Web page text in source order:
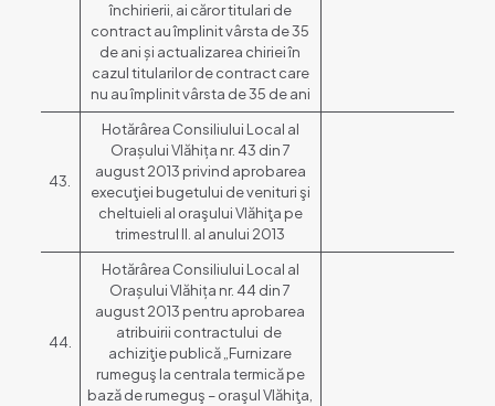
închirierii, ai căror titulari de
contract au împlinit vârsta de 35
de ani și actualizarea chiriei în
cazul titularilor de contract care
nu au împlinit vârsta de 35 de ani
43.
Hotărârea Consiliului Local al
Orașului Vlăhița nr. 43 din 7
august 2013 privind aprobarea
execuţiei bugetului de venituri şi
cheltuieli al oraşului Vlăhiţa pe
trimestrul II. al anului 2013
44.
Hotărârea Consiliului Local al
Orașului Vlăhița nr. 44 din 7
august 2013 pentru aprobarea
atribuirii contractului de
achiziţie publică „Furnizare
rumeguş la centrala termică pe
bază de rumeguş – oraşul Vlăhiţa,